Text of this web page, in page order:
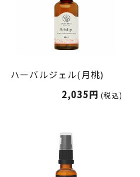
ハーバルジェル(月桃)
2,035円 (税込)